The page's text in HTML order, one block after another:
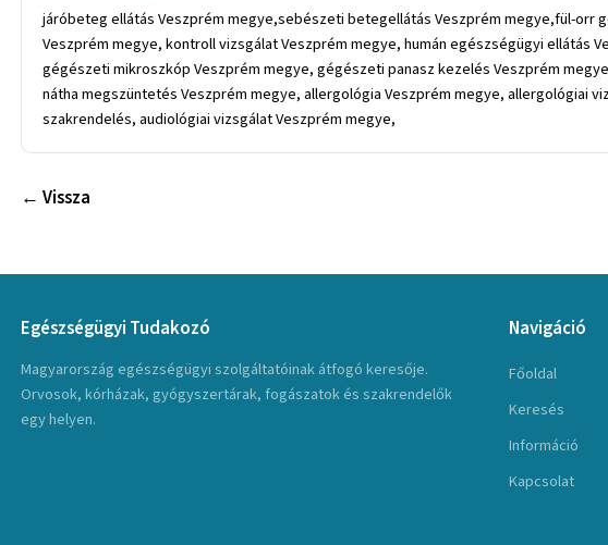
járóbeteg ellátás Veszprém megye,sebészeti betegellátás Veszprém megye,fül-orr
Veszprém megye, kontroll vizsgálat Veszprém megye, humán egészségügyi
gégészeti mikroszkóp Veszprém megye, gégészeti panasz kezelés Veszprém
nátha megszüntetés Veszprém megye, allergológia Veszprém megye, allergológiai
szakrendelés, audiológiai vizsgálat Veszprém megye,
← Vissza
Egészségügyi Tudakozó
Magyarország egészségügyi szolgáltatóinak átfogó keresője.
Orvosok, kórházak, gyógyszertárak, fogászatok és szakrendelők
egy helyen.
Navigáció
Főoldal
Keresés
Információ
Kapcsolat